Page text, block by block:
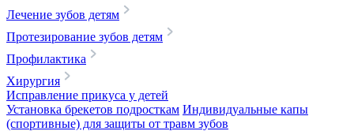
Лечение зубов детям
Протезирование зубов детям
Профилактика
Хирургия
Исправление прикуса у детей
Установка брекетов подросткам Индивидуальные капы
(спортивные) для защиты от травм зубов